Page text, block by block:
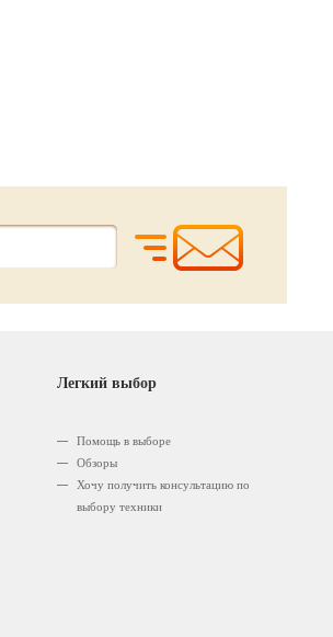
Легкий выбор
Помощь в выборе
Обзоры
Хочу получить консультацию по
выбору техники